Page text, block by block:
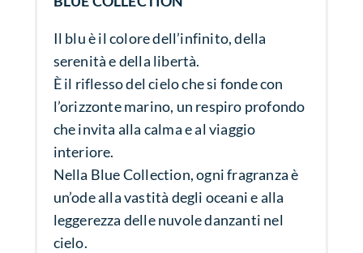
Il blu è il colore dell’infinito, della
serenità e della libertà.
È il riflesso del cielo che si fonde con
l’orizzonte marino, un respiro profondo
che invita alla calma e al viaggio
interiore.
Nella Blue Collection, ogni fragranza è
un’ode alla vastità degli oceani e alla
leggerezza delle nuvole danzanti nel
cielo.